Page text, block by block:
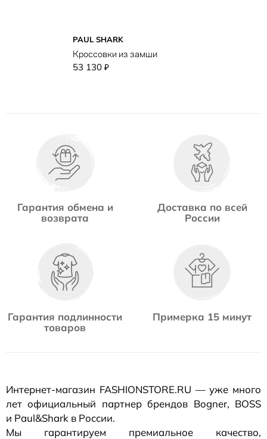
PAUL SHARK
Кроссовки из замши
53 130 ₽
Гарантия обмена и
возврата
Доставка по всей
России
Гарантия подлинности
товаров
Примерка 15 минут
Интернет-магазин FASHIONSTORE.RU — уже много
лет официальный партнер брендов Bogner, BOSS
и Paul&Shark в России.
Мы гарантируем премиальное качество,